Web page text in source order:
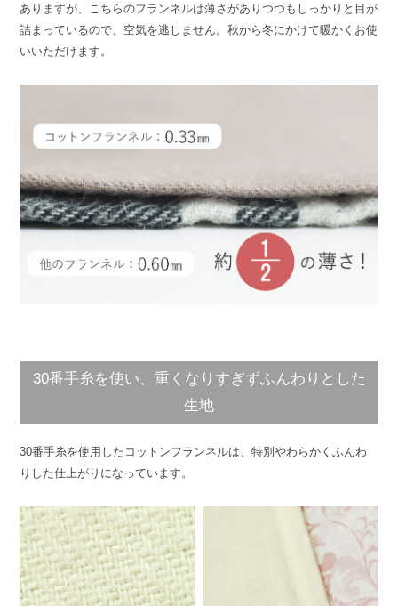
ありますが、こちらのフランネルは薄さがありつつもしっかりと目が
詰まっているので、空気を逃しません。秋から冬にかけて暖かくお使
いいただけます。
30番手糸を使い、重くなりすぎずふんわりとした
生地
30番手糸を使用したコットンフランネルは、特別やわらかくふんわ
りした仕上がりになっています。